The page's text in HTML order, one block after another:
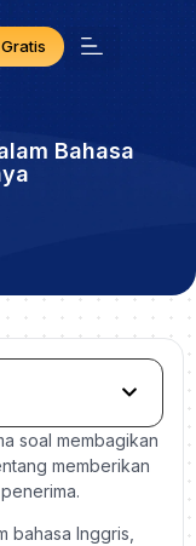
Bahasa
soal membagikan
memberikan
bahasa Inggris,